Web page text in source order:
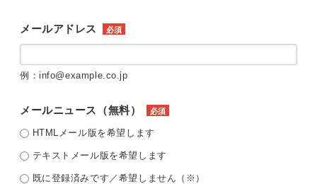
メールアドレス 必須
例：info@example.co.jp
メールニュース（無料） 必須
HTMLメール版を希望します
テキストメール版を希望します
既に登録済みです／希望しません（※）